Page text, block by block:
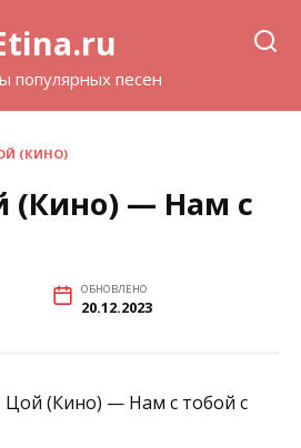
популярных песен
(КИНО)
(Кино) — Нам с
ОБНОВЛЕНО
20.12.2023
Цой (Кино) — Нам с тобой с